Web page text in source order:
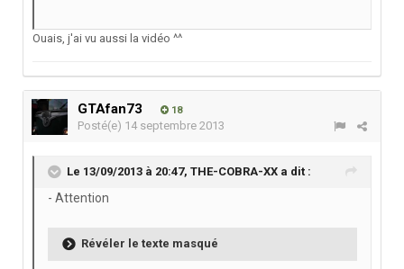
Ouais, j'ai vu aussi la vidéo ^^
GTAfan73 18
Posté(e) 14 septembre 2013
Le 13/09/2013 à 20:47, THE-COBRA-XX a dit :
- Attention
Révéler le texte masqué